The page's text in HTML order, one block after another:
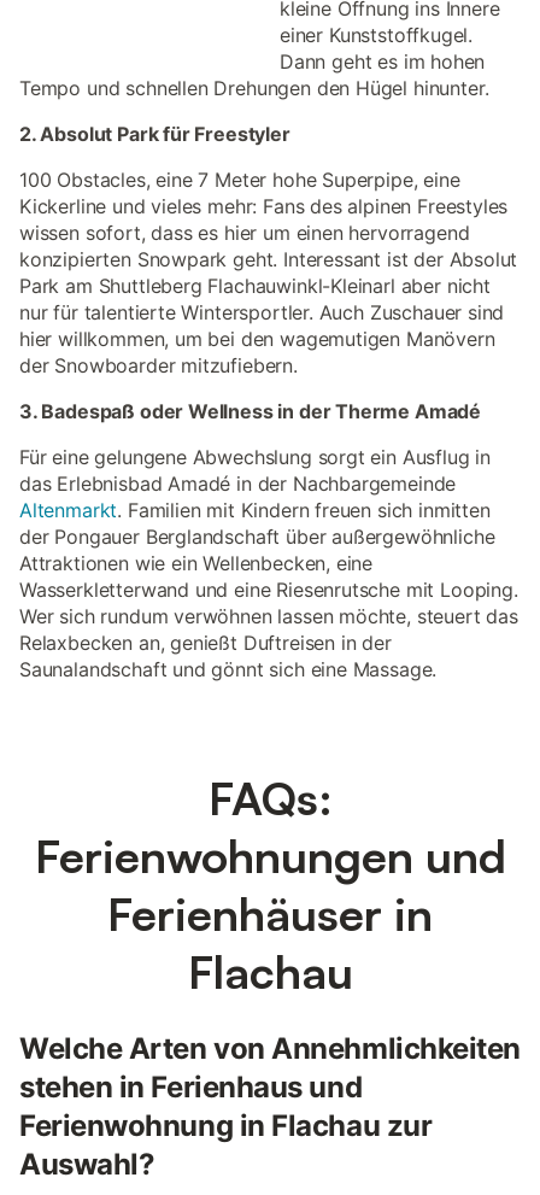
kleine Öffnung ins Innere
einer Kunststoffkugel.
Dann geht es im hohen
Tempo und schnellen Drehungen den Hügel hinunter.
2. Absolut Park für Freestyler
100 Obstacles, eine 7 Meter hohe Superpipe, eine
Kickerline und vieles mehr: Fans des alpinen Freestyles
wissen sofort, dass es hier um einen hervorragend
konzipierten Snowpark geht. Interessant ist der Absolut
Park am Shuttleberg Flachauwinkl-Kleinarl aber nicht
nur für talentierte Wintersportler. Auch Zuschauer sind
hier willkommen, um bei den wagemutigen Manövern
der Snowboarder mitzufiebern.
3. Badespaß oder Wellness in der Therme Amadé
Für eine gelungene Abwechslung sorgt ein Ausflug in
das Erlebnisbad Amadé in der Nachbargemeinde
Altenmarkt. Familien mit Kindern freuen sich inmitten
der Pongauer Berglandschaft über außergewöhnliche
Attraktionen wie ein Wellenbecken, eine
Wasserkletterwand und eine Riesenrutsche mit Looping.
Wer sich rundum verwöhnen lassen möchte, steuert das
Relaxbecken an, genießt Duftreisen in der
Saunalandschaft und gönnt sich eine Massage.
FAQs:
Ferienwohnungen und
Ferienhäuser in
Flachau
Welche Arten von Annehmlichkeiten
stehen in Ferienhaus und
Ferienwohnung in Flachau zur
Auswahl?